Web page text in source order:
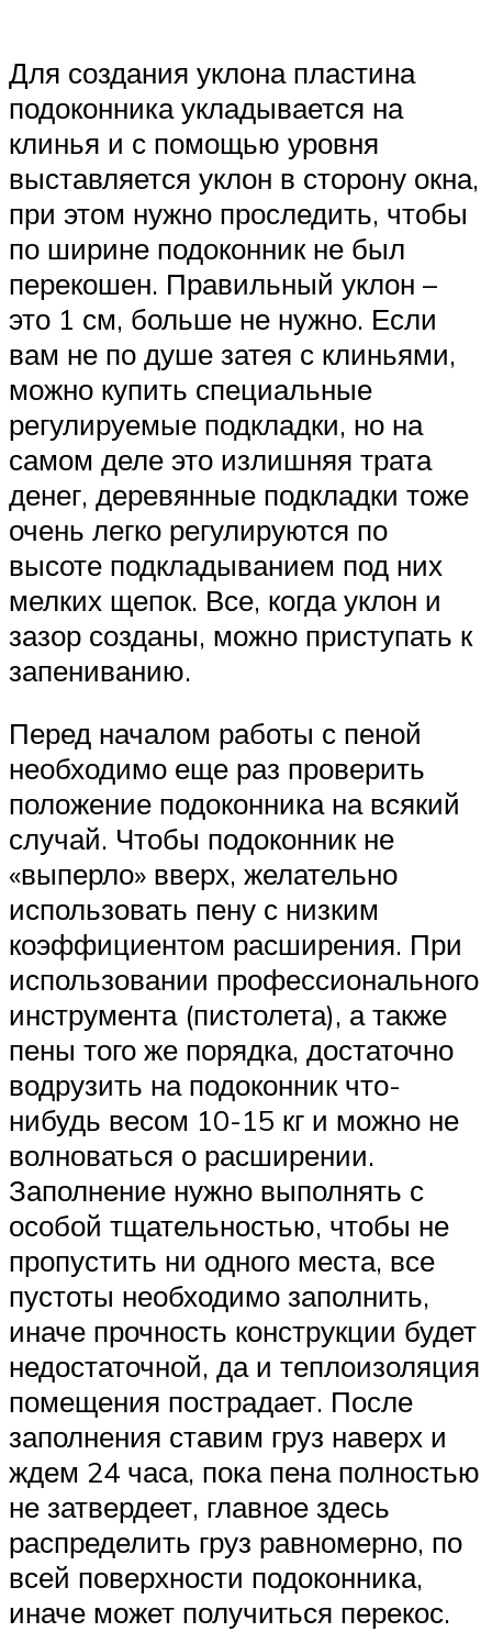
Для создания уклона пластина
подоконника укладывается на
клинья и с помощью уровня
выставляется уклон в сторону окна,
при этом нужно проследить, чтобы
по ширине подоконник не был
перекошен. Правильный уклон –
это 1 см, больше не нужно. Если
вам не по душе затея с клиньями,
можно купить специальные
регулируемые подкладки, но на
самом деле это излишняя трата
денег, деревянные подкладки тоже
очень легко регулируются по
высоте подкладыванием под них
мелких щепок. Все, когда уклон и
зазор созданы, можно приступать к
запениванию.
Перед началом работы с пеной
необходимо еще раз проверить
положение подоконника на всякий
случай. Чтобы подоконник не
«выперло» вверх, желательно
использовать пену с низким
коэффициентом расширения. При
использовании профессионального
инструмента (пистолета), а также
пены того же порядка, достаточно
водрузить на подоконник что-
нибудь весом 10-15 кг и можно не
волноваться о расширении.
Заполнение нужно выполнять с
особой тщательностью, чтобы не
пропустить ни одного места, все
пустоты необходимо заполнить,
иначе прочность конструкции будет
недостаточной, да и теплоизоляция
помещения пострадает. После
заполнения ставим груз наверх и
ждем 24 часа, пока пена полностью
не затвердеет, главное здесь
распределить груз равномерно, по
всей поверхности подоконника,
иначе может получиться перекос.